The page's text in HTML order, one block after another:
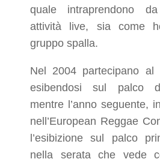
quale intraprendono
attività live, sia come
gruppo spalla.
Nel 2004 partecipano al
esibendosi sul palco
mentre l’anno seguente,
nell’European Reggae
l’esibizione sul palco
nella serata che vede